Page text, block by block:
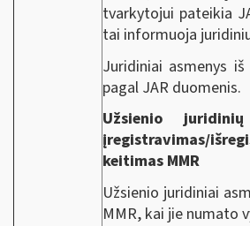
tvarkytojui pateikia
tai informuoja
Juridiniai asmenys
pagal JAR duomenis.
Užsienio
įregistravimas/
keitimas MMR
Užsienio juridiniai
MMR, kai jie numato